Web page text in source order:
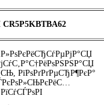
CR5P5KBTBA62
РїРѕРґРґРµСЂР¶РєР°